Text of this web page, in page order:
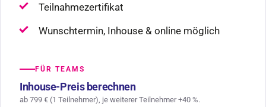
Teilnahmezertifikat
Wunschtermin, Inhouse & online möglich
FÜR TEAMS
Inhouse-Preis berechnen
ab 799 € (1 Teilnehmer), je weiterer Teilnehmer +40 %.